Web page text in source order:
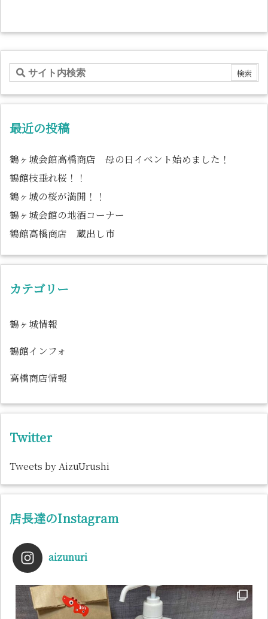
最近の投稿
鶴ヶ城会館高橋商店 母の日イベント始めました！
鶴館枝垂れ桜！！
鶴ヶ城の桜が満開！！
鶴ヶ城会館の地酒コーナー
鶴館高橋商店 蔵出し市
カテゴリー
鶴ヶ城情報
鶴館インフォ
高橋商店情報
Twitter
Tweets by AizuUrushi
店長達のInstagram
aizunuri